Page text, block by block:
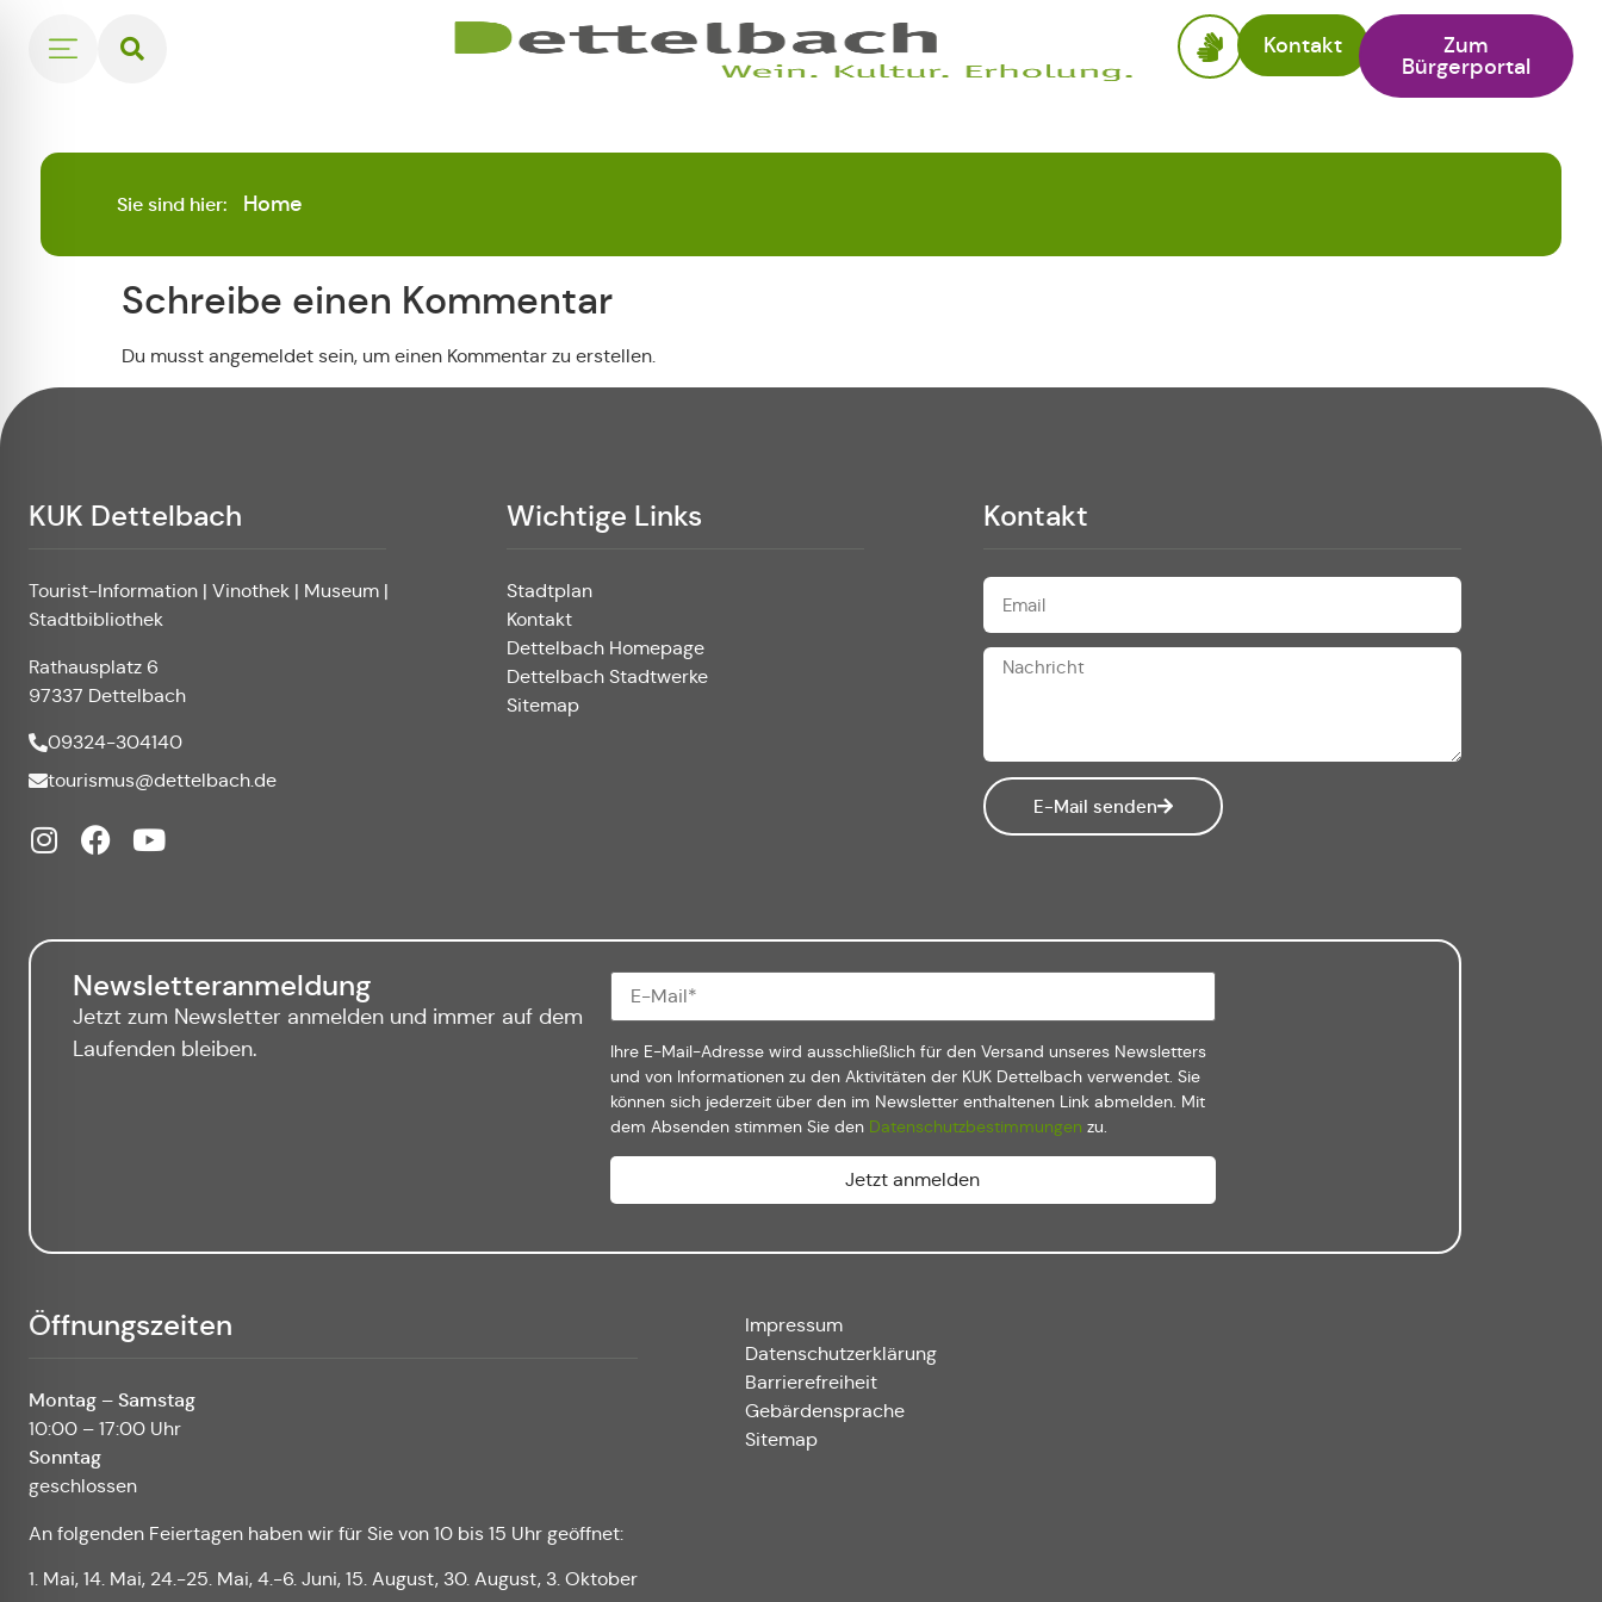
Kontakt
Zum
Bürgerportal
Sie sind hier: Home
Schreibe einen Kommentar
Du musst angemeldet sein, um einen Kommentar zu erstellen.
KUK Dettelbach
Tourist-Information | Vinothek | Museum |
Stadtbibliothek
Rathausplatz 6
97337 Dettelbach
09324-304140
tourismus@dettelbach.de
Wichtige Links
Stadtplan
Kontakt
Dettelbach Homepage
Dettelbach Stadtwerke
Sitemap
Kontakt
E-Mail senden
Newsletteranmeldung
Jetzt zum Newsletter anmelden und immer auf dem
Laufenden bleiben.
Ihre E-Mail-Adresse wird ausschließlich für den Versand unseres Newsletters
und von Informationen zu den Aktivitäten der KUK Dettelbach verwendet. Sie
können sich jederzeit über den im Newsletter enthaltenen Link abmelden. Mit
dem Absenden stimmen Sie den Datenschutzbestimmungen zu.
Öffnungszeiten
Montag – Samstag
10:00 – 17:00 Uhr
Sonntag
geschlossen
An folgenden Feiertagen haben wir für Sie von 10 bis 15 Uhr geöffnet:
1. Mai, 14. Mai, 24.-25. Mai, 4.-6. Juni, 15. August, 30. August, 3. Oktober
Impressum
Datenschutzerklärung
Barrierefreiheit
Gebärdensprache
Sitemap